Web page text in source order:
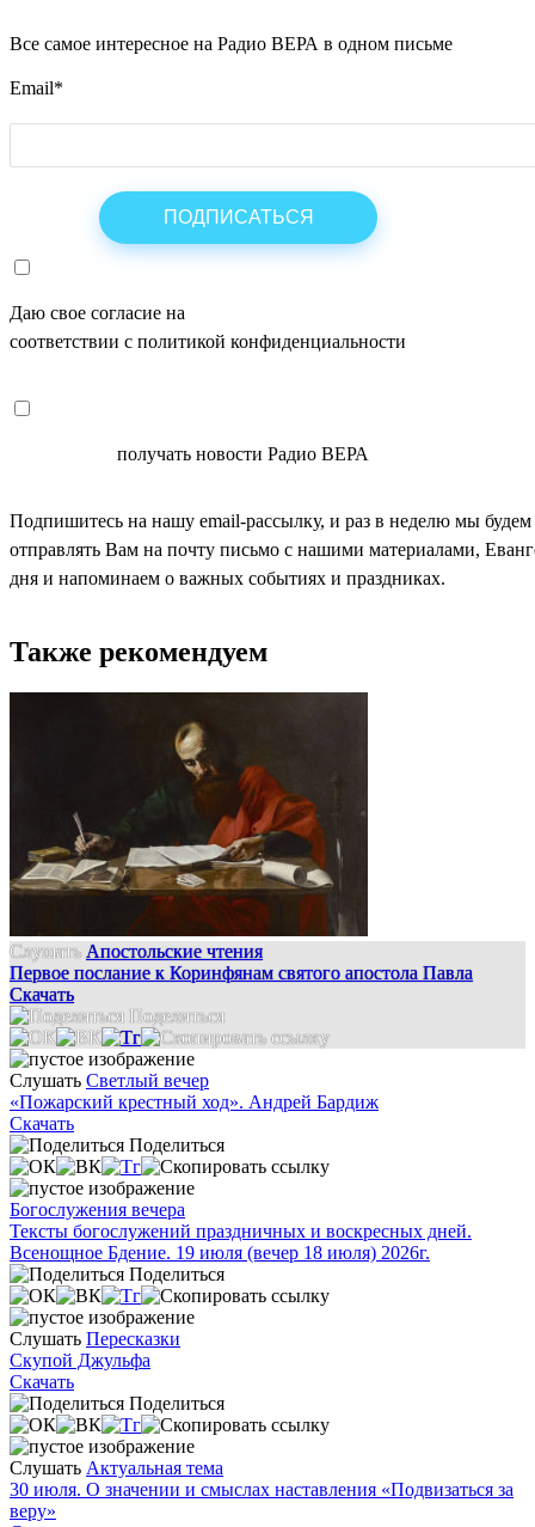
Все самое интересное на Радио ВЕРА в одном письме
Email*
Даю свое согласие на
соответствии с политикой конфиденциальности
получать новости Радио ВЕРА
Подпишитесь на нашу email-рассылку, и раз в неделю мы будем
отправлять Вам на почту письмо с нашими материалами,
дня и напоминаем о важных событиях и праздниках.
Также рекомендуем
Слушать Апостольские чтения
Первое послание к Коринфянам святого апостола Павла
Скачать
Поделиться
Слушать Светлый вечер
«Пожарский крестный ход». Андрей Бардиж
Скачать
Поделиться
Богослужения вечера
Тексты богослужений праздничных и воскресных дней.
Всенощное Бдение. 19 июля (вечер 18 июля) 2026г.
Поделиться
Слушать Пересказки
Скупой Джульфа
Скачать
Поделиться
Слушать Актуальная тема
30 июля. О значении и смыслах наставления «Подвизаться за
веру»